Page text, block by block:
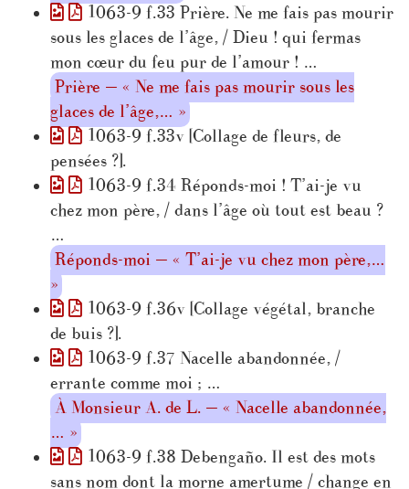
1063-9 f.33 Prière. Ne me fais pas mourir
sous les glaces de l’âge, / Dieu ! qui fermas
mon cœur du feu pur de l’amour ! …
Prière — « Ne me fais pas mourir sous les
glaces de l’âge,… »
1063-9 f.33v [Collage de fleurs, de
pensées ?].
1063-9 f.34 Réponds-moi ! T’ai-je vu
chez mon père, / dans l’âge où tout est beau ?
…
Réponds-moi — « T’ai-je vu chez mon père,…
»
1063-9 f.36v [Collage végétal, branche
de buis ?].
1063-9 f.37 Nacelle abandonnée, /
errante comme moi ; …
À Monsieur A. de L. — « Nacelle abandonnée,
… »
1063-9 f.38 Debengaño. Il est des mots
sans nom dont la morne amertume / change en